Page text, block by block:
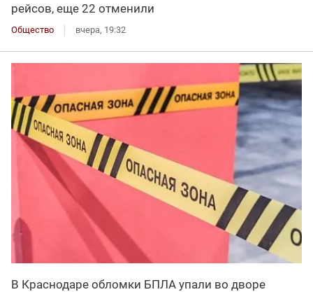
рейсов, еще 22 отменили
Общество вчера, 19:32
В Краснодаре обломки БПЛА упали во дворе